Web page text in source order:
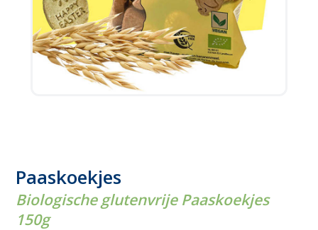
Paaskoekjes
Biologische glutenvrije Paaskoekjes
150g